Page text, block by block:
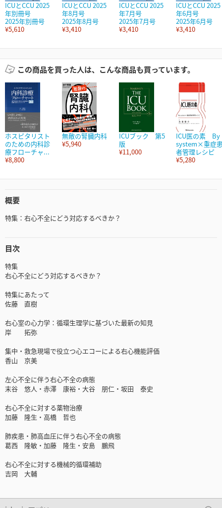
ICUとCCU 2025
年別冊号
2025年別冊号
¥5,610
ICUとCCU 2025
年8月号
2025年8月号
¥3,410
ICUとCCU 2025
年7月号
2025年7月号
¥3,410
ICUとCCU 2025
年6月号
2025年6月号
¥3,410
この商品を買った人は、こんな商品も買っています。
ホスピタリスト
のための内科診
療フローチャ...
¥8,800
無敵の腎臓内科
¥5,940
ICUブック 第5
版
¥11,000
ICU医の素 By
system×重症
者管理レシピ
¥5,280
概要
特集：右心不全にどう対応するべきか？
目次
特集
右心不全にどう対応するべきか？
特集にあたって
佐藤 直樹
右心室の心力学：循環生理学に基づいた最新の知見
岸 拓弥
集中・救急現場で役立つ心エコーによる右心機能評価
香山 京美
左心不全に伴う右心不全の病態
末谷 悠人・赤澤 康裕・大谷 朋仁・坂田 泰史
右心不全に対する薬物治療
加藤 隆生・高橋 哲也
肺疾患・肺高血圧に伴う右心不全の病態
葛西 隆敏・加藤 隆生・安島 鵬飛
右心不全に対する機械的循環補助
吉岡 大輔